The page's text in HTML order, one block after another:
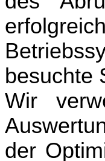
besuchte
Wir
der